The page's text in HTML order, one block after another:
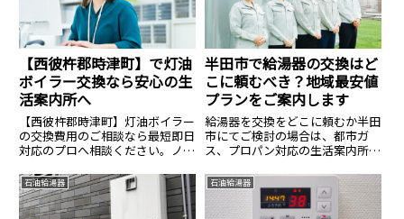
【西彼杵郡時津町】で灯油
ボイラー交換なら安心の生
活案内所へ
【西彼杵郡時津町】灯油ボイラー
の交換費用のご相談なら最短即日
対応のプロへ相談ください。ノー
費用のご相談は14.8万円〜。見積
無料・24時間365日受付中。安心
の生活案内所へ。
半田市で給湯器の交換はど
こに頼むべき？地域最安値
プランをご案内します
給湯器を交換をどこに頼むか半田
市にてご検討の場合は、都市ガ
ス、プロパン対応の生活案内所に
石油給湯器 石油給湯器